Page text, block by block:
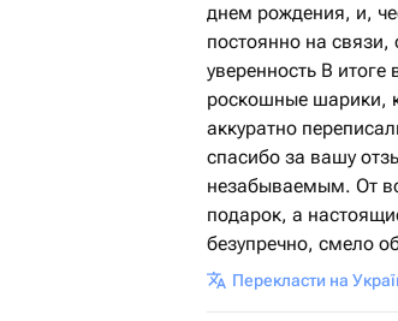
днем рождения, и,
постоянно на
уверенность В
роскошные шарики,
аккуратно
спасибо за вашу
незабываемым. От
подарок, а
безупречно, смело
Перекласти на